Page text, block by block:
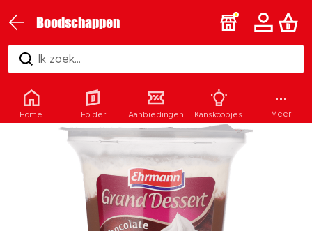
Boodschappen
Ik zoek...
Home Folder Aanbiedingen Kanskoopjes Meer